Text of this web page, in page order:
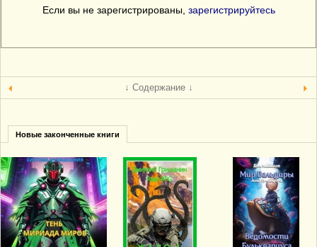
Если вы не зарегистрированы, зарегистрируйтесь
↓ Содержание ↓
Новые законченные книги